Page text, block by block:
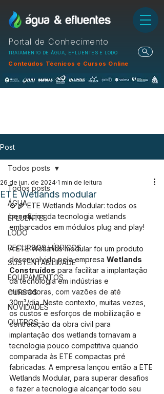
Portal de Conhecimento
TRATAMENTO DE ÁGUA, EFLUENTES E LODO
Conteúdos Técnicos e Cursos Online
Post
Todos posts
ÁGUA
EFLUENTES
LODO
RECURSOS HÍDRICOS
SUSTENTABILIDADE
EQUIPAMENTOS
CURSOS
NOVIDADES
OUTROS
Todos posts
ETE Wetlands modular
26 de jun. de 2024 1 min de leitura
⚙ 🌾 ETE Wetlands Modular: todos os
benefícios da tecnologia wetlands
embarcados em módulos plug and play!
A ETE Wetlands modular foi um produto
desenvolvido pela empresa Wetlands
Construídos para facilitar a implantação
da tecnologia em indústrias e
mineradoras, com vazões de até
30m³/dia. Neste contexto, muitas vezes,
os custos e esforços de mobilização e
contratação da obra civil para
implantação dos wetlands tornavam a
tecnologia pouco competitiva quando
comparada às ETE compactas pré
fabricadas. A empresa lançou então a ETE
Wetlands Modular, para superar desafios
e fazer a tecnologia alcançar todo seu